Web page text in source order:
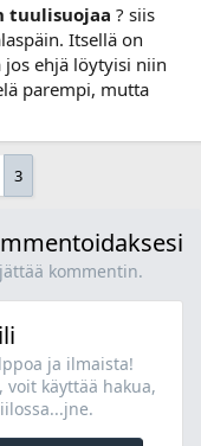
tuulisuojaa ? siis
Itsellä on
ehjä löytyisi niin
parempi, mutta
3
kommentin.
ja ilmaista!
voit käyttää hakua,